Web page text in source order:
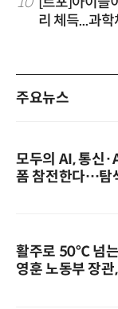
리 체득...과
주요뉴스
모두의 AI, 통신
폼 참전한다…탐
활주로 50℃ 넘
영훈 노동부 장